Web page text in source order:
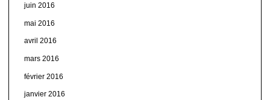
juin 2016
mai 2016
avril 2016
mars 2016
février 2016
janvier 2016